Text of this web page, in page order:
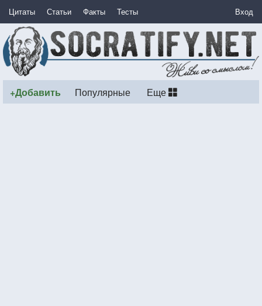
Цитаты Статьи Факты Тесты Вход
+Добавить Популярные Еще